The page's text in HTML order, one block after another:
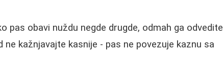
pas obavi nuždu negde drugde, odmah ga odvedite
kažnjavajte kasnije - pas ne povezuje kaznu sa